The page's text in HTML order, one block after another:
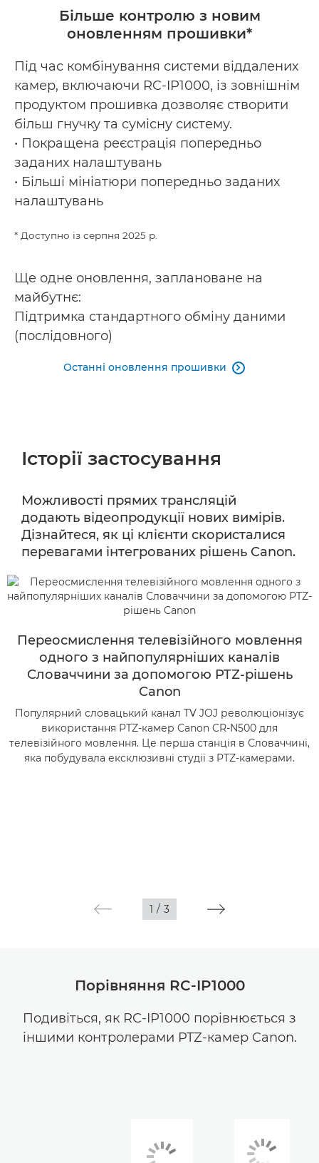
Більше контролю з новим
оновленням прошивки*
Під час комбінування системи віддалених
камер, включаючи RC-IP1000, із зовнішнім
продуктом прошивка дозволяє створити
більш гнучку та сумісну систему.
• Покращена реєстрація попередньо
заданих налаштувань
• Більші мініатюри попередньо заданих
налаштувань
* Доступно із серпня 2025 р.
Ще одне оновлення, заплановане на
майбутнє:
Підтримка стандартного обміну даними
(послідовного)
Останні оновлення прошивки 
Історії застосування
Можливості прямих трансляцій
додають відеопродукції нових вимірів.
Дізнайтеся, як ці клієнти скористалися
перевагами інтегрованих рішень Canon.
Переосмислення телевізійного мовлення
одного з найпопулярніших каналів
Словаччини за допомогою PTZ-рішень
Canon
Популярний словацький канал TV JOJ революціонізує
використання PTZ-камер Canon CR-N500 для
телевізійного мовлення. Це перша станція в Словаччині,
яка побудувала ексклюзивні студії з PTZ-камерами.
1 / 3
Порівняння RC-IP1000
Подивіться, як RC-IP1000 порівнюється з
іншими контролерами PTZ-камер Canon.